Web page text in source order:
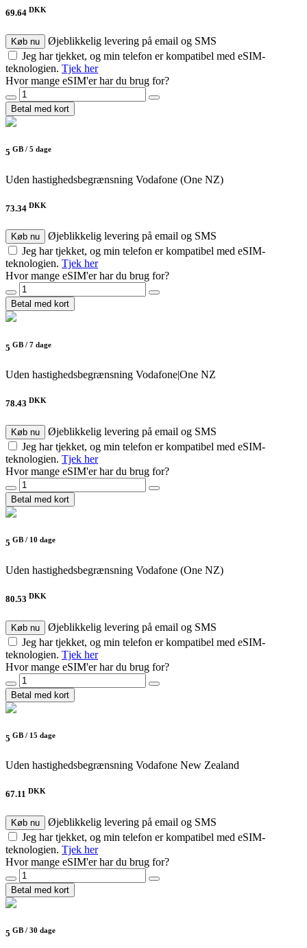
69.64 DKK
Køb nu
Øjeblikkelig levering på email og SMS
Jeg har tjekket, og min telefon er kompatibel med eSIM-
teknologien. Tjek her
Hvor mange eSIM'er har du brug for?
Betal med kort
5 GB / 5 dage
Uden hastighedsbegrænsning Vodafone (One NZ)
73.34 DKK
Køb nu
Øjeblikkelig levering på email og SMS
Jeg har tjekket, og min telefon er kompatibel med eSIM-
teknologien. Tjek her
Hvor mange eSIM'er har du brug for?
Betal med kort
5 GB / 7 dage
Uden hastighedsbegrænsning Vodafone|One NZ
78.43 DKK
Køb nu
Øjeblikkelig levering på email og SMS
Jeg har tjekket, og min telefon er kompatibel med eSIM-
teknologien. Tjek her
Hvor mange eSIM'er har du brug for?
Betal med kort
5 GB / 10 dage
Uden hastighedsbegrænsning Vodafone (One NZ)
80.53 DKK
Køb nu
Øjeblikkelig levering på email og SMS
Jeg har tjekket, og min telefon er kompatibel med eSIM-
teknologien. Tjek her
Hvor mange eSIM'er har du brug for?
Betal med kort
5 GB / 15 dage
Uden hastighedsbegrænsning Vodafone New Zealand
67.11 DKK
Køb nu
Øjeblikkelig levering på email og SMS
Jeg har tjekket, og min telefon er kompatibel med eSIM-
teknologien. Tjek her
Hvor mange eSIM'er har du brug for?
Betal med kort
5 GB / 30 dage